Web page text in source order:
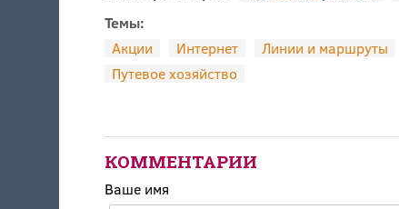
Темы:
Акции
Интернет Линии и маршруты
Путевое хозяйство
КОММЕНТАРИИ
Ваше имя